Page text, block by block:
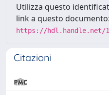
Utilizza questo
link a questo documento:
https://hdl.handle.net/
Citazioni